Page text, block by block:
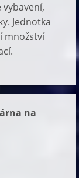
Jednotka
množství
na